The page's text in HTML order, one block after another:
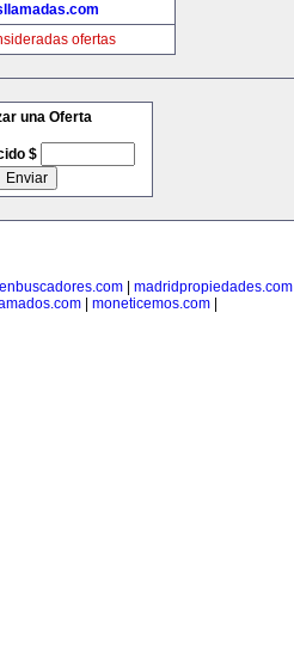
ofertas
una Oferta
$
| madridpropiedades.com
| moneticemos.com|